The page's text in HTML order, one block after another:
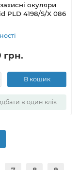
окуляри
PLD 4198/S/X 086
грн.
В кошик
в один клік